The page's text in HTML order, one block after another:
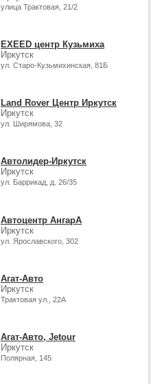
улица Трактовая, 21/2
EXEED центр Кузьмиха
Иркутск
ул. Старо-Кузьмихинская, 81Б
Land Rover Центр Иркутск
Иркутск
ул. Ширямова, 32
Автолидер-Иркутск
Иркутск
ул. Баррикад, д. 26/35
Автоцентр АнгарА
Иркутск
ул. Ярославского, 302
Агат-Авто
Иркутск
Трактовая ул., 22А
Агат-Авто, Jetour
Иркутск
Полярная, 145